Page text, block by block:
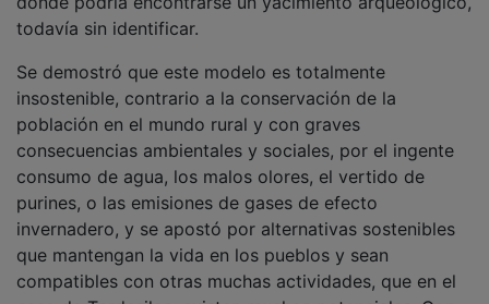
todavía sin identificar.
insostenible, contrario a la conservación de la
población en el mundo rural y con graves
consecuencias ambientales y sociales, por el ingente
consumo de agua, los malos olores, el vertido de
purines, o las emisiones de gases de efecto
invernadero, y se apostó por alternativas sostenibles
que mantengan la vida en los pueblos y sean
compatibles con otras muchas actividades, que en el
caso de Tordesilos, existen muchos potenciales. Con